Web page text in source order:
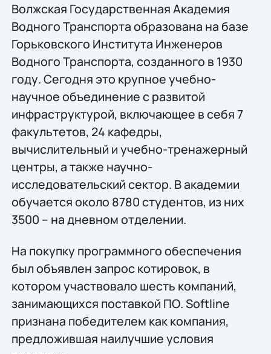
Волжская Государственная Академия
Водного Транспорта образована на базе
Горьковского Института Инженеров
Водного Транспорта, созданного в 1930
году. Сегодня это крупное учебно-
научное объединение с развитой
инфраструктурой, включающее в себя 7
факультетов, 24 кафедры,
вычислительный и учебно-тренажерный
центры, а также научно-
исследовательский сектор. В академии
обучается около 8780 студентов, из них
3500 – на дневном отделении.
На покупку программного обеспечения
был объявлен запрос котировок, в
котором участвовало шесть компаний,
занимающихся поставкой ПО. Softline
признана победителем как компания,
предложившая наилучшие условия